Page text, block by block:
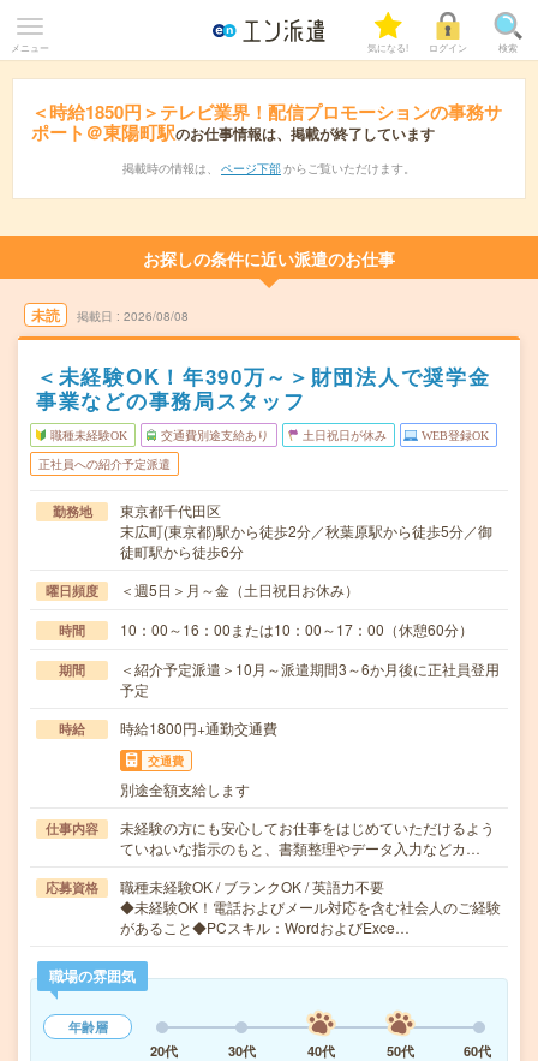
メニュー 気になる! ログイン 検索
＜時給1850円＞テレビ業界！配信プロモーションの事務サ
ポート＠東陽町駅のお仕事情報は、掲載が終了しています
掲載時の情報は、 ページ下部 からご覧いただけます。
お探しの条件に近い派遣のお仕事
未読 掲載日 2026/08/08
＜未経験OK！年390万～＞財団法人で奨学金
事業などの事務局スタッフ
職種未経験OK 交通費別途支給あり 土日祝日が休み WEB登録OK
正社員への紹介予定派遣
勤務地
東京都千代田区
末広町(東京都)駅から徒歩2分／秋葉原駅から徒歩5分／御
徒町駅から徒歩6分
曜日頻度 ＜週5日＞月～金（土日祝日お休み）
時間 10：00～16：00または10：00～17：00（休憩60分）
期間
＜紹介予定派遣＞10月～派遣期間3～6か月後に正社員登用
予定
時給 時給1800円+通勤交通費
交通費
別途全額支給します
仕事内容
未経験の方にも安心してお仕事をはじめていただけるよう
ていねいな指示のもと、書類整理やデータ入力などカ…
応募資格
職種未経験OK / ブランクOK / 英語力不要
◆未経験OK！電話およびメール対応を含む社会人のご経験
があること◆PCスキル：WordおよびExce…
職場の雰囲気
年齢層
20代
30代 40代 50代
60代